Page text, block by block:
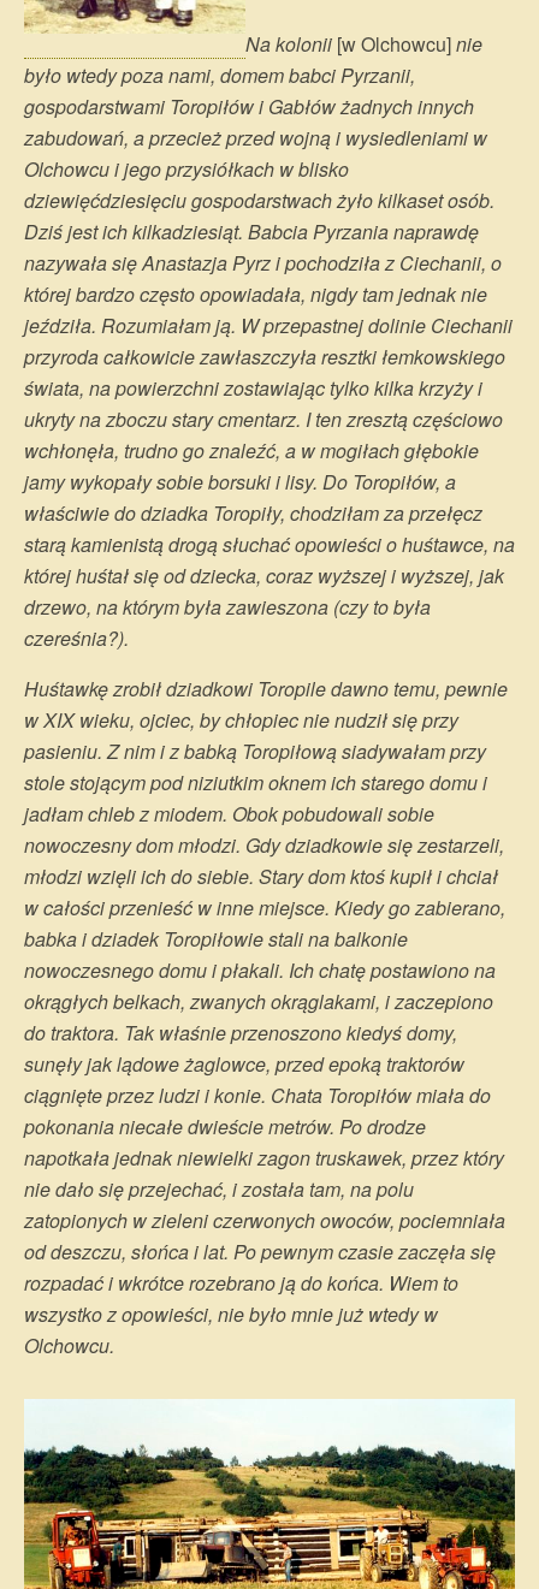
Na kolonii [w Olchowcu]nie
było wtedy poza nami, domem babci Pyrzanii,
gospodarstwami Toropiłów i Gabłów żadnych innych
zabudowań, a przecież przed wojną i wysiedleniami w
Olchowcu i jego przysiółkach w blisko
dziewięćdziesięciu gospodarstwach żyło kilkaset osób.
Dziś jest ich kilkadziesiąt. Babcia Pyrzania naprawdę
nazywała się Anastazja Pyrz i pochodziła z Ciechanii, o
której bardzo często opowiadała, nigdy tam jednak nie
jeździła. Rozumiałam ją. W przepastnej dolinie Ciechanii
przyroda całkowicie zawłaszczyła resztki łemkowskiego
świata, na powierzchni zostawiając tylko kilka krzyży i
ukryty na zboczu stary cmentarz. I ten zresztą częściowo
wchłonęła, trudno go znaleźć, a w mogiłach głębokie
jamy wykopały sobie borsuki i lisy. Do Toropiłów, a
właściwie do dziadka Toropiły, chodziłam za przełęcz
starą kamienistą drogą słuchać opowieści o huśtawce, na
której huśtał się od dziecka, coraz wyższej i wyższej, jak
drzewo, na którym była zawieszona (czy to była
czereśnia?).
Huśtawkę zrobił dziadkowi Toropile dawno temu, pewnie
w XIX wieku, ojciec, by chłopiec nie nudził się przy
pasieniu. Z nim i z babką Toropiłową siadywałam przy
stole stojącym pod niziutkim oknem ich starego domu i
jadłam chleb z miodem. Obok pobudowali sobie
nowoczesny dom młodzi. Gdy dziadkowie się zestarzeli,
młodzi wzięli ich do siebie. Stary dom ktoś kupił i chciał
w całości przenieść w inne miejsce. Kiedy go zabierano,
babka i dziadek Toropiłowie stali na balkonie
nowoczesnego domu i płakali. Ich chatę postawiono na
okrągłych belkach, zwanych okrąglakami, i zaczepiono
do traktora. Tak właśnie przenoszono kiedyś domy,
sunęły jak lądowe żaglowce, przed epoką traktorów
ciągnięte przez ludzi i konie. Chata Toropiłów miała do
pokonania niecałe dwieście metrów. Po drodze
napotkała jednak niewielki zagon truskawek, przez który
nie dało się przejechać, i została tam, na polu
zatopionych w zieleni czerwonych owoców, pociemniała
od deszczu, słońca i lat. Po pewnym czasie zaczęła się
rozpadać i wkrótce rozebrano ją do końca. Wiem to
wszystko z opowieści, nie było mnie już wtedy w
Olchowcu.